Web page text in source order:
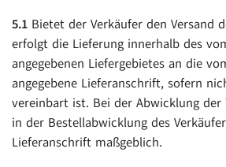
5.1 Bietet der Verkäufer den Versand
erfolgt die Lieferung innerhalb des
angegebenen Liefergebietes an die
angegebene Lieferanschrift, sofern
vereinbart ist. Bei der Abwicklung
in der Bestellabwicklung des
Lieferanschrift maßgeblich.